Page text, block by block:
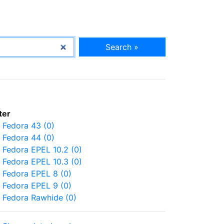
Search »
Fedora 43 (0)
Fedora 44 (0)
Fedora EPEL 10.2 (0)
Fedora EPEL 10.3 (0)
Fedora EPEL 8 (0)
Fedora EPEL 9 (0)
Fedora Rawhide (0)